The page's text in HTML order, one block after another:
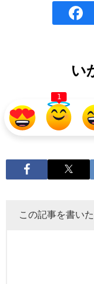
い
1
この記事を書いた